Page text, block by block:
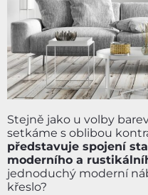
Stejně jako u volby
setkáme s oblibou
představuje spojení
moderního a
jednoduchý moderní
křeslo?